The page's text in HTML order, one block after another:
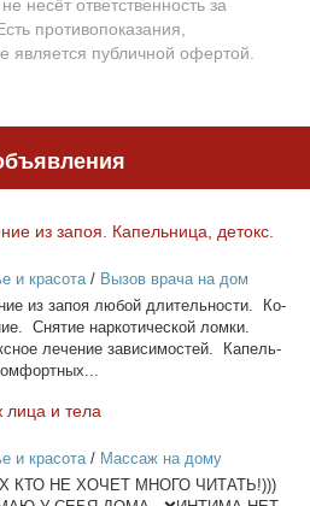
несёт ответственность за
противопоказания,
является публичной офертой.
из за­поя. Ка­пель­ни­ца, де­токс.
и красота/ Вызов врача на дом
из за­поя лю­бой дли­тель­но­сти. Ко­
Сня­тие нар­ко­ти­че­ской лом­ки.
ле­че­ние за­ви­си­мо­стей. Ка­пель­
ли­ца и те­ла
и красота/ Массаж на дому
КТО НЕ ХОЧЕТ МНОГО ЧИТАТЬ!)))